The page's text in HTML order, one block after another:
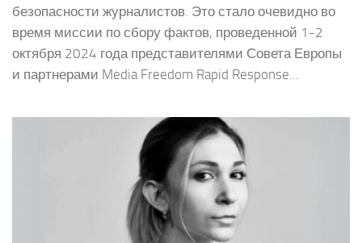
безопасности журналистов. Это стало очевидно во
время миссии по сбору фактов, проведенной 1-2
октября 2024 года представителями Совета Европы
и партнерами Media Freedom Rapid Response...